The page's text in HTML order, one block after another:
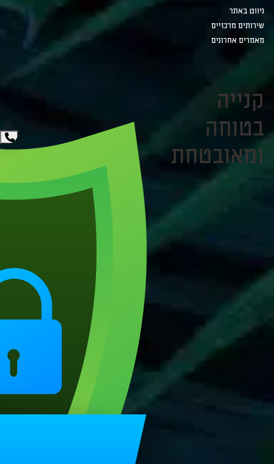
ניווט באתר
שירותים מרכזיים
מאמרים אחרונים
קנייה
בטוחה
ומאובטחת